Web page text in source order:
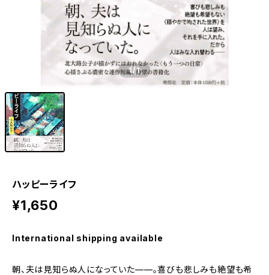
1/1
ハッピーライフ
¥1,650
International shipping available
朝、夫は見知らぬ人になっていた——。喜びも悲しみも絶望も希